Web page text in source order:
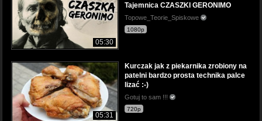
05:30
Tajemnica CZASZKI GERONIMO
Topowe_Teorie_Spiskowe
1080p
05:31
Kurczak jak z piekarnika zrobiony na
patelni bardzo prosta technika palce
lizać :-)
Gotuj to sam !!!
720p